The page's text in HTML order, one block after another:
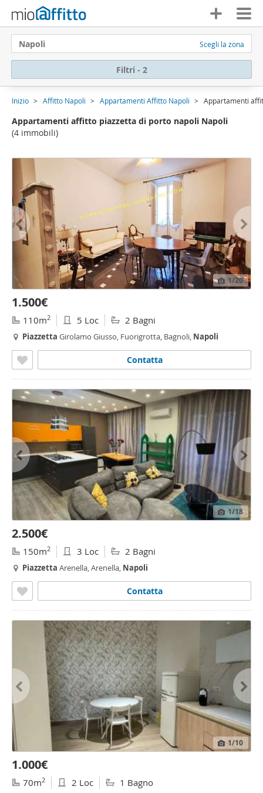
Napoli Scegli la zona
Filtri - 2
Inizio Affitto Napoli Appartamenti Affitto Napoli Appartamenti
Appartamenti affitto piazzetta di porto napoli Napoli
(4 immobili)
1/20
1.500€
110m2 5 Loc 2 Bagni
Piazzetta Girolamo Giusso, Fuorigrotta, Bagnoli, Napoli
Contatta
1/18
2.500€
150m2 3 Loc 2 Bagni
Piazzetta Arenella, Arenella, Napoli
Contatta
1/10
1.000€
70m2 2 Loc 1 Bagno